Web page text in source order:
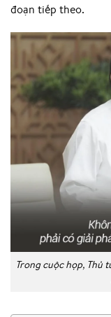
đoạn tiếp theo.
Trong cuộc họp, Thủ